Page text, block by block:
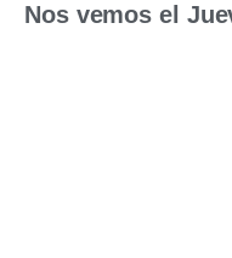
Nos vemos el